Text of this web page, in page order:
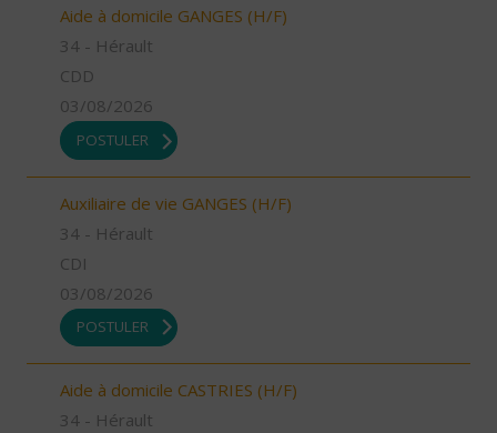
Aide à domicile GANGES (H/F)
34 - Hérault
CDD
03/08/2026
POSTULER
Auxiliaire de vie GANGES (H/F)
34 - Hérault
CDI
03/08/2026
POSTULER
Aide à domicile CASTRIES (H/F)
34 - Hérault